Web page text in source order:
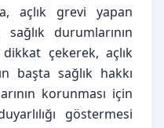
açlık grevi yapan
durumlarının
çekerek, açlık
başta sağlık hakkı
korunması için
göstermesi